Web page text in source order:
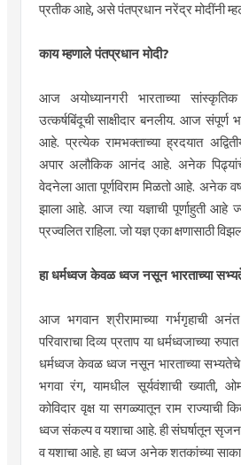
प्रतीक आहे, असे पंतप्रधान नरेंद्र मोदींनी
काय म्हणाले पंतप्रधान मोदी?
आज अयोध्यानगरी भारताच्या
उत्कर्षबिंदूची साक्षीदार बनलीय. आज संपूर्ण
आहे. प्रत्येक रामभक्ताच्या ह्रदयात
अपार अलौकिक आनंद आहे. अनेक
वेदनेला आता पूर्णविराम मिळतो आहे. अनेक
झाला आहे. आज त्या यज्ञाची पूर्णाहुती आहे
प्रज्वलित राहिला. जो यज्ञ एका क्षणासाठी
हा धर्मध्वज केवळ ध्वज नसून भारताच्या
आज भगवान श्रीरामाच्या गर्भगृहाची
परिवाराचा दिव्य प्रताप या धर्मध्वजाच्या
धर्मध्वज केवळ ध्वज नसून भारताच्या
भगवा रंग, यामधील सूर्यवंशाची ख्याती,
कोविदार वृक्ष या सगळ्यातून राम राज्याची
ध्वज संकल्प व यशाचा आहे. ही संघर्षातून
व यशाचा आहे. हा ध्वज अनेक शतकांच्या